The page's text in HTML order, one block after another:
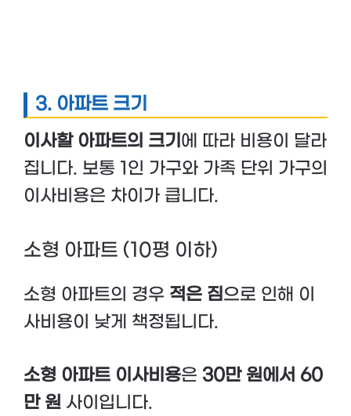
3. 아파트 크기
이사할 아파트의 크기 에 따라 비용이 달라
집니다. 보통 1인 가구와 가족 단위 가구의
이사비용은 차이가 큽니다.
소형 아파트 (10평 이하)
소형 아파트의 경우 적은 짐으로 인해 이
사비용이 낮게 책정됩니다.
소형 아파트 이사비용은 30만 원에서 60
만 원 사이입니다.